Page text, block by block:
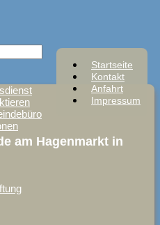
Startseite
Kontakt
Anfahrt
Impressum
am Hagenmarkt in